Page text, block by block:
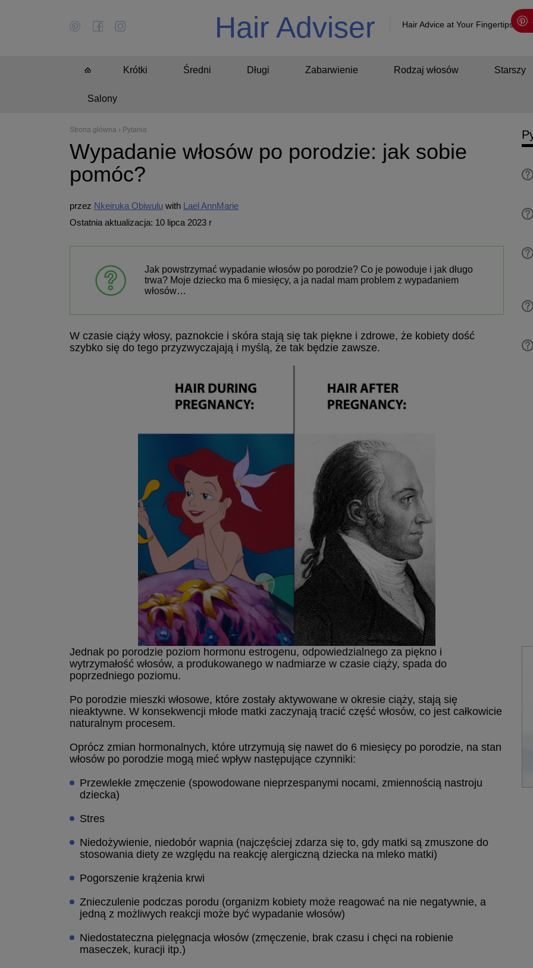
Hair Adviser Hair Advice at Your Fingertips!
Krótki Średni Długi Zabarwienie Rodzaj włosów Starszy
Salony
Strona główna › Pytania
Wypadanie włosów po porodzie: jak sobie
pomóc?
przez Nkeiruka Obiwulu
Lael AnnMarie
Ostatnia aktualizacja: 10 lipca 2023 r
Jak powstrzymać wypadanie włosów po porodzie? Co je powoduje i jak długo
trwa? Moje dziecko ma 6 miesięcy, a ja nadal mam problem z wypadaniem
włosów…
W czasie ciąży włosy, paznokcie i skóra stają się tak piękne i zdrowe, że kobiety dość
szybko się do tego przyzwyczajają i myślą, że tak będzie zawsze.
Jednak po porodzie poziom hormonu estrogenu, odpowiedzialnego za piękno i
wytrzymałość włosów, a produkowanego w nadmiarze w czasie ciąży, spada do
poprzedniego poziomu.
Po porodzie mieszki włosowe, które zostały aktywowane w okresie ciąży, stają się
nieaktywne. W konsekwencji młode matki zaczynają tracić część włosów, co jest całkowicie
naturalnym procesem.
Oprócz zmian hormonalnych, które utrzymują się nawet do 6 miesięcy po porodzie, na stan
włosów po porodzie mogą mieć wpływ następujące czynniki:
Przewlekłe zmęczenie (spowodowane nieprzespanymi nocami, zmiennością nastroju
dziecka)
Stres
Niedożywienie, niedobór wapnia (najczęściej zdarza się to, gdy matki są zmuszone do
stosowania diety ze względu na reakcję alergiczną dziecka na mleko matki)
Pogorszenie krążenia krwi
Znieczulenie podczas porodu (organizm kobiety może reagować na nie negatywnie, a
jedną z możliwych reakcji może być wypadanie włosów)
Niedostateczna pielęgnacja włosów (zmęczenie, brak czasu i chęci na robienie
maseczek, kuracji itp.)